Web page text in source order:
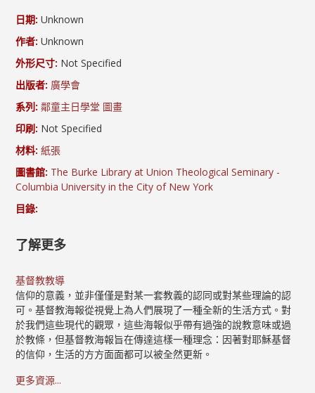
日期: Unknown
作者: Unknown
外形尺寸: Not Specified
出版者: 廣學會
系列: 鄰童主日學堂 圖畫
印刷: Not Specified
材料: 紙張
圖書館: The Burke Library at Union Theological Seminary -
Columbia University in the City of New York
目錄:
了解更多
基督教教導
信仰的意義，並非僅僅是對某一套教義的認同或對某些理論的認
可。基督教海報從視覺上為人們展現了一種全新的生活方式。對
於我們這些現代的觀眾，這些海報似乎帶有過強的說教意味或過
於教條，但基督教海報旨在傳達這樣一種理念：因著對耶穌基督
的信仰，生活的方方面面都可以被全然更新。
更多資源...